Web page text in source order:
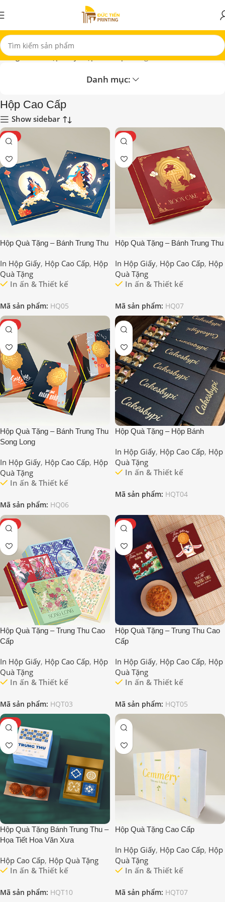
Trang chủ In Hộp Giấy Hộp Cao Cấp Trang 2
Danh mục:
Hộp Cao Cấp
Show sidebar
HOT
Hộp Quà Tặng – Bánh Trung Thu
In Hộp Giấy, Hộp Cao Cấp, Hộp
Quà Tặng
In ấn & Thiết kế
Mã sản phẩm: HQ05
HOT
Hộp Quà Tặng – Bánh Trung Thu
In Hộp Giấy, Hộp Cao Cấp, Hộp
Quà Tặng
In ấn & Thiết kế
Mã sản phẩm: HQ07
HOT
Hộp Quà Tặng – Bánh Trung Thu
Song Long
In Hộp Giấy, Hộp Cao Cấp, Hộp
Quà Tặng
In ấn & Thiết kế
Mã sản phẩm: HQ06
Hộp Quà Tặng – Hộp Bánh
In Hộp Giấy, Hộp Cao Cấp, Hộp
Quà Tặng
In ấn & Thiết kế
Mã sản phẩm: HQT04
HOT
Hộp Quà Tặng – Trung Thu Cao
Cấp
In Hộp Giấy, Hộp Cao Cấp, Hộp
Quà Tặng
In ấn & Thiết kế
Mã sản phẩm: HQT03
HOT
Hộp Quà Tặng – Trung Thu Cao
Cấp
In Hộp Giấy, Hộp Cao Cấp, Hộp
Quà Tặng
In ấn & Thiết kế
Mã sản phẩm: HQT05
HOT
Hộp Quà Tặng Bánh Trung Thu –
Họa Tiết Hoa Văn Xưa
Hộp Cao Cấp, Hộp Quà Tặng
In ấn & Thiết kế
Mã sản phẩm: HQT10
Hộp Quà Tặng Cao Cấp
In Hộp Giấy, Hộp Cao Cấp, Hộp
Quà Tặng
In ấn & Thiết kế
Mã sản phẩm: HQT07